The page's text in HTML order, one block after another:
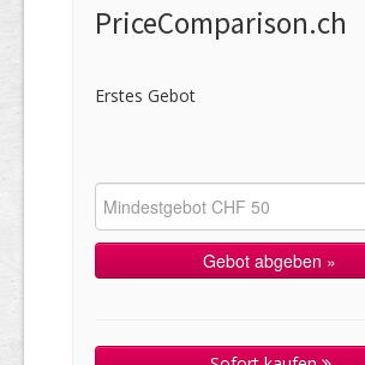
PriceComparison.ch
Erstes Gebot